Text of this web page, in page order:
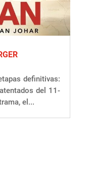
definitivas:
del 11-
el...